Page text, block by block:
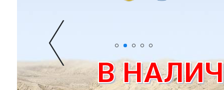
Фронтальный погрузчик ПК-65
В